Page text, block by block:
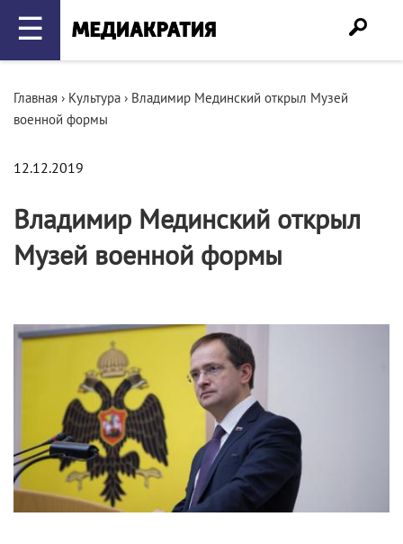
☰
Главная › Культура › Владимир Мединский открыл Музей
военной формы
12.12.2019
Владимир Мединский открыл
Музей военной формы